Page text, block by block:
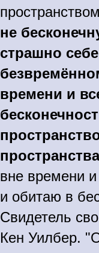
не
страшно
времени и
вне времени
и обитаю в
Свидетель
Кен Уилбер.